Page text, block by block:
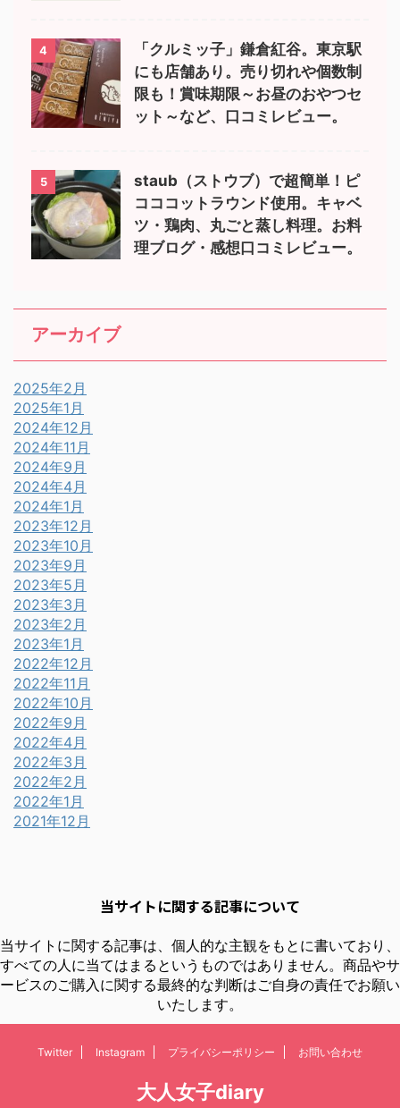
4
「クルミッ子」鎌倉紅谷。東京駅
にも店舗あり。売り切れや個数制
限も！賞味期限～お昼のおやつセ
ット～など、口コミレビュー。
5
staub（ストウブ）で超簡単！ピ
コココットラウンド使用。キャベ
ツ・鶏肉、丸ごと蒸し料理。お料
理ブログ・感想口コミレビュー。
アーカイブ
2025年2月
2025年1月
2024年12月
2024年11月
2024年9月
2024年4月
2024年1月
2023年12月
2023年10月
2023年9月
2023年5月
2023年3月
2023年2月
2023年1月
2022年12月
2022年11月
2022年10月
2022年9月
2022年4月
2022年3月
2022年2月
2022年1月
2021年12月
当サイトに関する記事について
当サイトに関する記事は、個人的な主観をもとに書いており、
すべての人に当てはまるというものではありません。商品やサ
ービスのご購入に関する最終的な判断はご自身の責任でお願い
いたします。
Twitter Instagram プライバシーポリシー お問い合わせ
大人女子diary